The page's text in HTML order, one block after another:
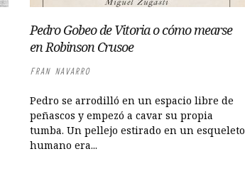
Pedro Gobeo de Vitoria o cómo mearse
en Robinson Crusoe
FRAN NAVARRO
Pedro se arrodilló en un espacio libre de
peñascos y empezó a cavar su propia
tumba. Un pellejo estirado en un esqueleto
humano era...